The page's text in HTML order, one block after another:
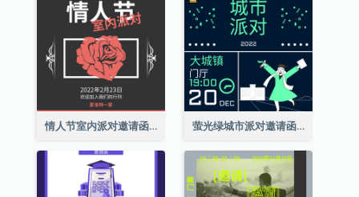
情人节室内派对邀请函 萤光绿城市派对邀请函